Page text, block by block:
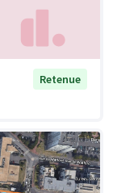
Retenue